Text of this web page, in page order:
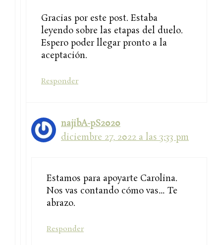
Gracias por este post. Estaba
leyendo sobre las etapas del duelo.
Espero poder llegar pronto a la
aceptación.
Responder
najibA-pS2020
diciembre 27, 2022 a las 3:33 pm
Estamos para apoyarte Carolina.
Nos vas contando cómo vas… Te
abrazo.
Responder